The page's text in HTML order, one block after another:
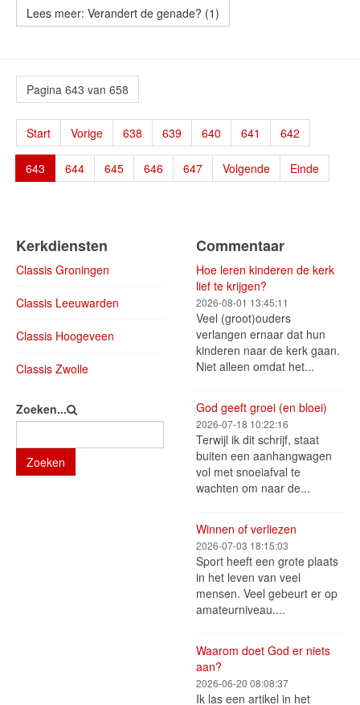
Lees meer: Verandert de genade? (1)
Pagina 643 van 658
Start Vorige 638 639 640 641 642
643 644 645 646 647 Volgende Einde
Kerkdiensten
Classis Groningen
Classis Leeuwarden
Classis Hoogeveen
Classis Zwolle
Zoeken...
Zoeken
Commentaar
Hoe leren kinderen de kerk
lief te krijgen?
2026-08-01 13:45:11
Veel (groot)ouders
verlangen ernaar dat hun
kinderen naar de kerk gaan.
Niet alleen omdat het...
God geeft groei (en bloei)
2026-07-18 10:22:16
Terwijl ik dit schrijf, staat
buiten een aanhangwagen
vol met snoeiafval te
wachten om naar de...
Winnen of verliezen
2026-07-03 18:15:03
Sport heeft een grote plaats
in het leven van veel
mensen. Veel gebeurt er op
amateurniveau....
Waarom doet God er niets
aan?
2026-06-20 08:08:37
Ik las een artikel in het